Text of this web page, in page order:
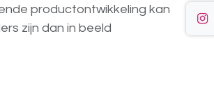
productontwikkeling kan
zijn dan in beeld